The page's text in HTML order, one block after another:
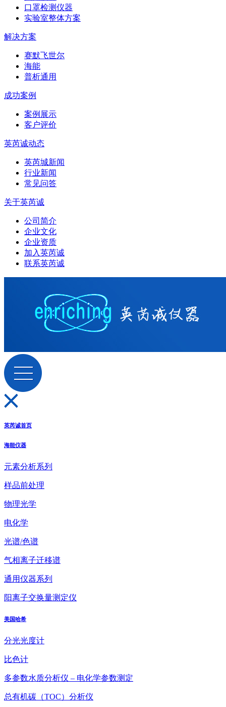
口罩检测仪器
实验室整体方案
解决方案
赛默飞世尔
海能
普析通用
成功案例
案例展示
客户评价
英芮诚动态
英芮城新闻
行业新闻
常见问答
关于英芮诚
公司简介
企业文化
企业资质
加入英芮诚
联系英芮诚
英芮诚首页
海能仪器
元素分析系列
样品前处理
物理光学
电化学
光谱/色谱
气相离子迁移谱
通用仪器系列
阳离子交换量测定仪
美国哈希
分光光度计
比色计
多参数水质分析仪 – 电化学参数测定
总有机碳（TOC）分析仪